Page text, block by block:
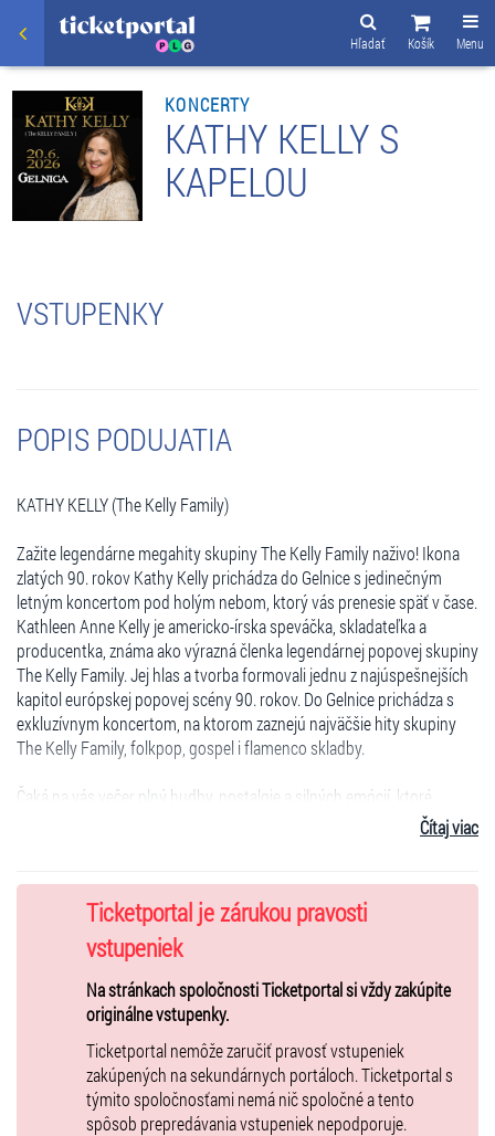
Menu
Košík
Hľadať
KONCERTY
KATHY KELLY S
KAPELOU
VSTUPENKY
POPIS PODUJATIA
KATHY KELLY (The Kelly Family)
Zažite legendárne megahity skupiny The Kelly Family naživo! Ikona
zlatých 90. rokov Kathy Kelly prichádza do Gelnice s jedinečným
letným koncertom pod holým nebom, ktorý vás prenesie späť v čase.
Kathleen Anne Kelly je americko-írska speváčka, skladateľka a
producentka, známa ako výrazná členka legendárnej popovej skupiny
The Kelly Family. Jej hlas a tvorba formovali jednu z najúspešnejších
kapitol európskej popovej scény 90. rokov. Do Gelnice prichádza s
exkluzívnym koncertom, na ktorom zaznejú najväčšie hity skupiny
The Kelly Family, folkpop, gospel i flamenco skladby.
Čaká na vás večer plný hudby, nostalgie a silných emócií, ktoré
spájajú generácie. Nezameniteľný hlas, nezabudnuteľné piesne a
výnimočná atmosféra letného koncertu vytvoria zážitok, na ktorý sa
Jediný koncert na Slovensku – jedinečná príležitosť zažiť legendu
Deti do 6 rokov vstup zdarma
Od 6 do 18 rokov - 50% zľava
Čítaj viac
Ticketportal je zárukou pravosti
vstupeniek
Na stránkach spoločnosti Ticketportal si vždy zakúpite
originálne vstupenky.
Ticketportal nemôže zaručiť pravosť vstupeniek
zakúpených na sekundárnych portáloch. Ticketportal s
týmito spoločnosťami nemá nič spoločné a tento
spôsob prepredávania vstupeniek nepodporuje.